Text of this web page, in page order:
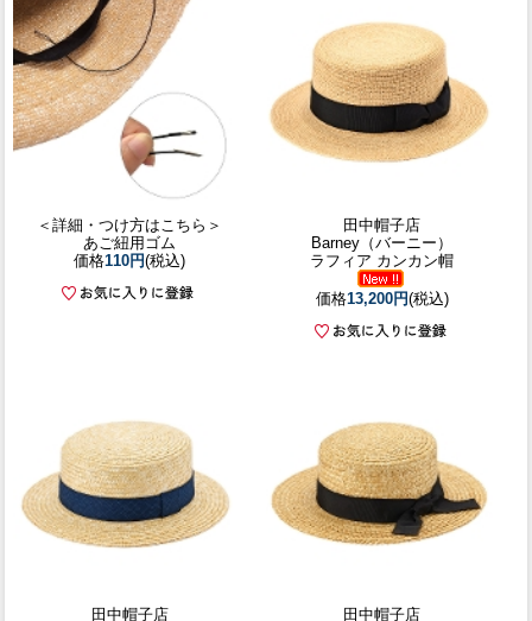
＜詳細・つけ方はこちら＞
あご紐用ゴム
価格110円(税込)
田中帽子店
Barney（バーニー）
ラフィア カンカン帽
価格13,200円(税込)
田中帽子店
田中帽子店